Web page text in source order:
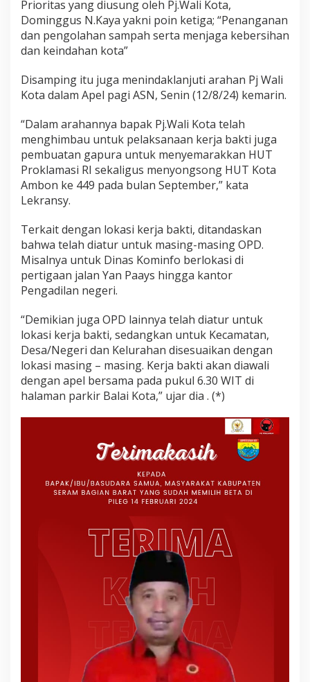
Prioritas yang diusung oleh Pj.Wali Kota,
Dominggus N.Kaya yakni poin ketiga; “Penanganan
dan pengolahan sampah serta menjaga kebersihan
dan keindahan kota”
Disamping itu juga menindaklanjuti arahan Pj Wali
Kota dalam Apel pagi ASN, Senin (12/8/24) kemarin.
“Dalam arahannya bapak Pj.Wali Kota telah
menghimbau untuk pelaksanaan kerja bakti juga
pembuatan gapura untuk menyemarakkan HUT
Proklamasi RI sekaligus menyongsong HUT Kota
Ambon ke 449 pada bulan September,” kata
Lekransy.
Terkait dengan lokasi kerja bakti, ditandaskan
bahwa telah diatur untuk masing-masing OPD.
Misalnya untuk Dinas Kominfo berlokasi di
pertigaan jalan Yan Paays hingga kantor
Pengadilan negeri.
“Demikian juga OPD lainnya telah diatur untuk
lokasi kerja bakti, sedangkan untuk Kecamatan,
Desa/Negeri dan Kelurahan disesuaikan dengan
lokasi masing – masing. Kerja bakti akan diawali
dengan apel bersama pada pukul 6.30 WIT di
halaman parkir Balai Kota,” ujar dia . (*)